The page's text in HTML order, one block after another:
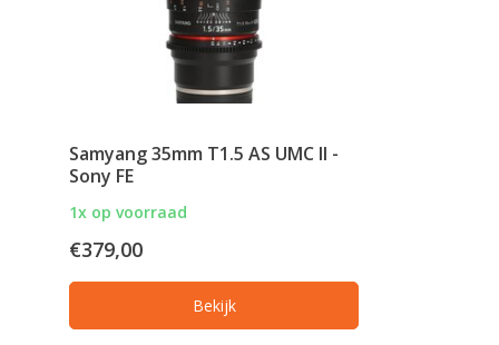
Samyang 35mm T1.5 AS UMC II -
Sony FE
1x op voorraad
€379,00
Bekijk